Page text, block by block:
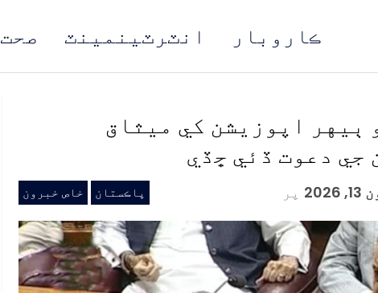
صحت انٽرٽينمينٽ ڪاروبار
ٻيهر اپوزيشن کي ميثاق
جي دعوت ڏئي ڇڏي
پاڪستان خاص خبرون پر